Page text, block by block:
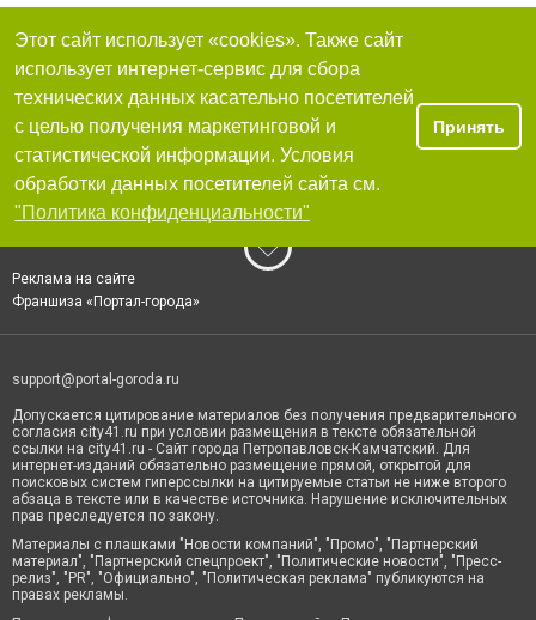
Этот сайт использует «cookies». Также сайт
использует интернет-сервис для сбора
технических данных касательно посетителей
с целью получения маркетинговой и
статистической информации. Условия
обработки данных посетителей сайта см.
"Политика конфиденциальности"
Принять
Реклама на сайте
Франшиза «Портал-города»
support@portal-goroda.ru
Допускается цитирование материалов без получения предварительного
согласия city41.ru при условии размещения в тексте обязательной
ссылки на city41.ru - Сайт города Петропавловск-Камчатский. Для
интернет-изданий обязательно размещение прямой, открытой для
поисковых систем гиперссылки на цитируемые статьи не ниже второго
абзаца в тексте или в качестве источника. Нарушение исключительных
прав преследуется по закону.
Материалы с плашками "Новости компаний", "Промо", "Партнерский
материал", "Партнерский спецпроект", "Политические новости", "Пресс-
релиз", "PR", "Официально", "Политическая реклама" публикуются на
правах рекламы.